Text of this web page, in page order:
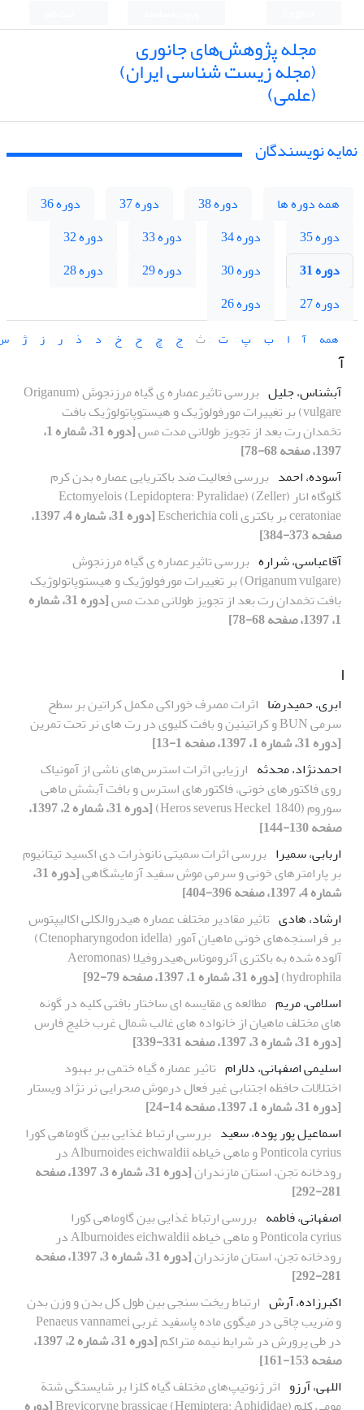
مجله پژوهش‌های جانوری
(مجله زیست شناسی ایران)
(علمی)
نمایه نویسندگان
همه دوره ها دوره 38 دوره 37
دوره 36
دوره 35
دوره 34 دوره 33
دوره 32
دوره 31
دوره 30 دوره 29
دوره 28
دوره 27
دوره 26
همه آ ا ب پ ت ث ج چ ح خ د ذ ر ز ژ
آ
آبشناس، جلیل
بررسی تاثیرعصاره ی گیاه مرزنجوش (Origanum
vulgare) بر تغییرات مورفولوژیک و هیستوپاتولوژیک بافت
تخمدان رت بعد از تجویز طولانی مدت مس
[دوره 31، شماره 1،
1397، صفحه 68-78]
آسوده، احمد بررسی فعالیت ضد باکتریایی عصاره بدن کرم
گلوگاه انار (Zeller) (Lepidoptera: Pyralidae) Ectomyelois
ceratoniae بر باکتری Escherichia coli
[دوره 31، شماره 4، 1397،
صفحه 373-384]
آقاعباسی، شراره بررسی تاثیرعصاره ی گیاه مرزنجوش
(Origanum vulgare) بر تغییرات مورفولوژیک و هیستوپاتولوژیک
بافت تخمدان رت بعد از تجویز طولانی مدت مس
[دوره 31، شماره
1، 1397، صفحه 68-78]
ا
ابری، حمیدرضا اثرات مصرف خوراکی مکمل کراتین بر سطح
سرمی BUN و کراتینین و بافت کلیوی در رت های نر تحت تمرین
[دوره 31، شماره 1، 1397، صفحه 1-13]
احمدنژاد، محدثه ارزیابی اثرات استرس‌های ناشی از آمونیاک
روی فاکتورهای خونی، فاکتورهای استرس و بافت آبشش ماهی
سوروم (Heros severus Heckel, 1840)
[دوره 31، شماره 2، 1397،
صفحه 130-144]
اربابی، سمیرا بررسی اثرات سمیتی نانوذرات دی اکسید تیتانیوم
بر پارامتر‎های خونی و سرمی موش سفید آزمایشگاهی
[دوره 31،
شماره 4، 1397، صفحه 396-404]
ارشاد، هادی تاثیر مقادیر مختلف عصاره هیدروالکلی اکالیپتوس
بر فراسنجه‌های خونی ماهیان آمور (Ctenopharyngodon idella)
آلوده شده به باکتری آئروموناس‌هیدروفیلا (Aeromonas
hydrophila) [دوره 31، شماره 1، 1397، صفحه 79-92]
اسلامی، مریم مطالعه ی مقایسه ای ساختار بافتی کلیه در گونه
های مختلف ماهیان از خانواده های غالب شمال غرب خلیج فارس
[دوره 31، شماره 3، 1397، صفحه 331-339]
اسلیمی اصفهانی، دلارام تاثیر عصاره گیاه ختمی بر بهبود
اختلالات حافظه اجتنابی غیر فعال درموش صحرایی نر نژاد ویستار
[دوره 31، شماره 1، 1397، صفحه 14-24]
اسماعیل پور پوده، سعید بررسی ارتباط غذایی بین گاوماهی کورا
Ponticola cyrius و ماهی خیاطه Alburnoides eichwaldii در
رودخانه تجن، استان مازندران
[دوره 31، شماره 3، 1397، صفحه
281-292]
اصفهانی، فاطمه بررسی ارتباط غذایی بین گاوماهی کورا
Ponticola cyrius و ماهی خیاطه Alburnoides eichwaldii در
رودخانه تجن، استان مازندران
[دوره 31، شماره 3، 1397، صفحه
281-292]
اکبرزاده، آرش ارتباط ریخت سنجی بین طول کل بدن و وزن بدن
و ضریب چاقی در میگوی ماده پاسفید غربی Penaeus vannamei
در طی پرورش در شرایط نیمه متراکم
[دوره 31، شماره 2، 1397،
صفحه 153-161]
اللهی، آرزو اثر ژنوتیپ‌های مختلف گیاه کلزا بر شایستگی شتة